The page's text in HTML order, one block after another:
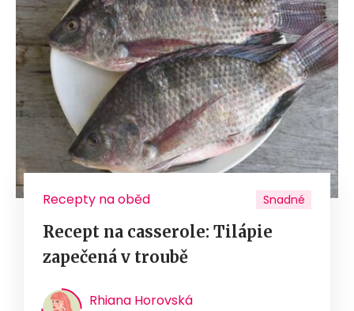
Recepty na oběd Snadné
Recept na casserole: Tilápie
zapečená v troubě
Rhiana Horovská